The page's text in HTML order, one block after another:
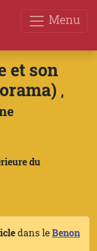
Menu
et son
,
du
dans leBenon